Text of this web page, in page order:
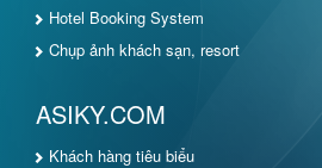
Hotel Booking System
Chụp ảnh khách sạn, resort
ASIKY.COM
Khách hàng tiêu biểu